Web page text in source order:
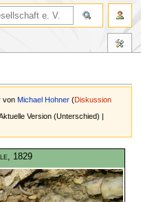
vonMichael Hohner (Diskussion
Version (Unterschied) |
, 1829